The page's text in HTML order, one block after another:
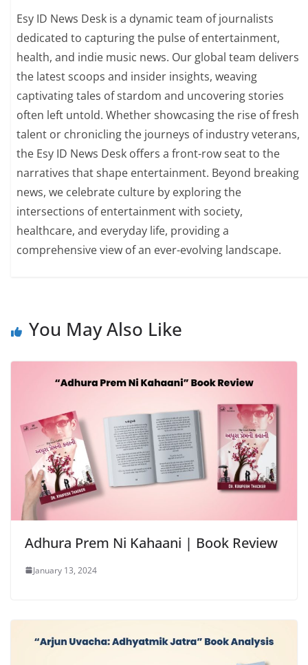
Esy ID News Desk is a dynamic team of journalists
dedicated to capturing the pulse of entertainment,
health, and indie music news. Our global team delivers
the latest scoops and insider insights, weaving
captivating tales of stardom and uncovering stories
often left untold. Whether showcasing the rise of fresh
talent or chronicling the journeys of industry veterans,
the Esy ID News Desk offers a front-row seat to the
narratives that shape entertainment. Beyond breaking
news, we celebrate culture by exploring the
intersections of entertainment with society,
healthcare, and everyday life, providing a
comprehensive view of an ever-evolving landscape.
You May Also Like
Adhura Prem Ni Kahaani | Book Review
January 13, 2024